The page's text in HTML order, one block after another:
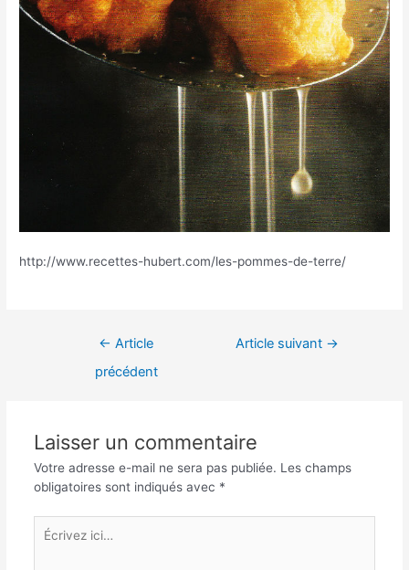
http://www.recettes-hubert.com/les-pommes-de-terre/
Navigation← Article
précédent
Article suivant →
Laisser un commentaire
Votre adresse e-mail ne sera pas publiée. Les champs
obligatoires sont indiqués avec *
Écrivez
ici…